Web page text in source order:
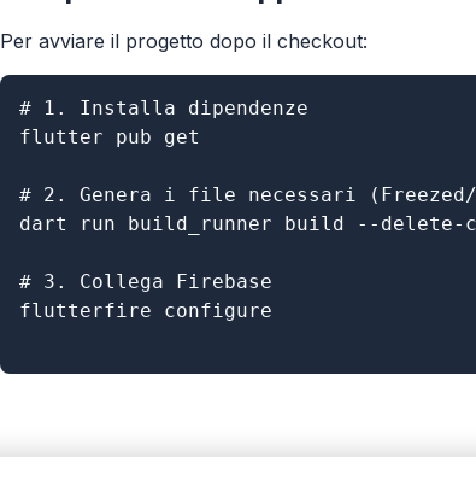
Per avviare il progetto dopo il checkout:
# 1. Installa dipendenze
flutter pub get
# 2. Genera i file necessari (Freezed/
dart run build_runner build --delete-
# 3. Collega Firebase
flutterfire configure